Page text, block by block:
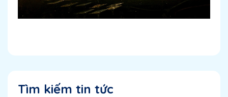
Tìm kiếm tin tức